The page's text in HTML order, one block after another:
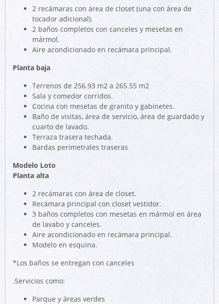
2 recámaras con área de closet (una con área de
tocador adicional).
2 baños completos con canceles y mesetas en
mármol.
Aire acondicionado en recámara principal.
Planta baja
Terrenos de 256.93 m2 a 265.55 m2
Sala y comedor corridos.
Cocina con mesetas de granito y gabinetes.
Baño de visitas, área de servicio, área de guardado y
cuarto de lavado.
Terraza trasera techada.
Bardas perimetrales traseras
Modelo Loto
Planta alta
2 recámaras con área de closet.
Recámara principal con closet vestidor.
3 baños completos con mesetas en mármol en área
de lavabo y canceles.
Aire acondicionado en recámara principal.
Modelo en esquina.
*Los baños se entregan con canceles
.Servicios como:
Parque y áreas verdes